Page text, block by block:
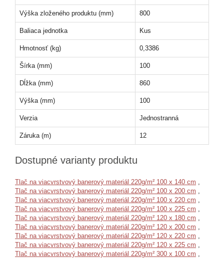
Výška zloženého produktu (mm) 800
Baliaca jednotka Kus
Hmotnosť (kg) 0,3386
Šírka (mm) 100
Dĺžka (mm) 860
Výška (mm) 100
Verzia Jednostranná
Záruka (m) 12
Dostupné varianty produktu
Tlač na viacvrstvový banerový materiál 220g/m² 100 x 140 cm
Tlač na viacvrstvový banerový materiál 220g/m² 100 x 200 cm
Tlač na viacvrstvový banerový materiál 220g/m² 100 x 220 cm
Tlač na viacvrstvový banerový materiál 220g/m² 100 x 225 cm
Tlač na viacvrstvový banerový materiál 220g/m² 120 x 180 cm
Tlač na viacvrstvový banerový materiál 220g/m² 120 x 200 cm
Tlač na viacvrstvový banerový materiál 220g/m² 120 x 220 cm
Tlač na viacvrstvový banerový materiál 220g/m² 120 x 225 cm
Tlač na viacvrstvový banerový materiál 220g/m² 300 x 100 cm